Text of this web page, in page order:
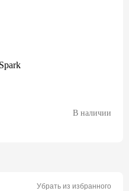
В наличии
Убрать из избранного